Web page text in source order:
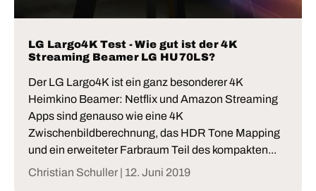
LG Largo4K Test - Wie gut ist der 4K
Streaming Beamer LG HU70LS?
Der LG Largo4K ist ein ganz besonderer 4K
Heimkino Beamer: Netflix und Amazon Streaming
Apps sind genauso wie eine 4K
Zwischenbildberechnung, das HDR Tone Mapping
und ein erweiteter Farbraum Teil des kompakten...
Christian Schuller | 12. Juni 2019